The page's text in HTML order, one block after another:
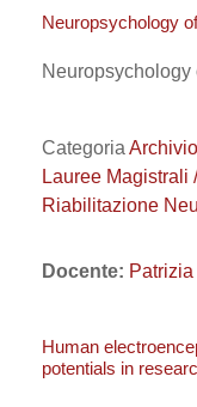
Neuropsychology
Neuropsychology
Categoria
Lauree Magistrali
Riabilitazione
Docente:
Human
potentials in